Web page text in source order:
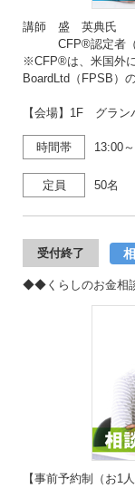
講師 盛 英典氏
CFP®認定者（フ
※CFP®は、米国外
BoardLtd（FPSB）
【会場】1F グラン
時間帯 13:00
定員 50名
受付終了
◆◆くらしのお金
【事前予約制（お1